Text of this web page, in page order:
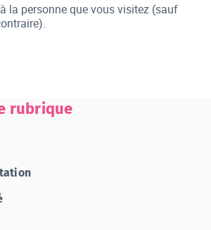
la personne que vous visitez (sauf
rubrique